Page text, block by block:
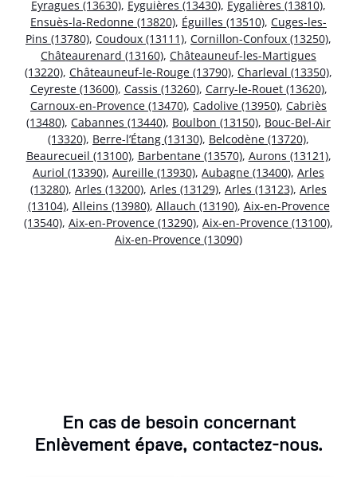
Eyragues (13630), Eyguières (13430), Eygalières (13810),
Ensuès-la-Redonne (13820), Éguilles (13510), Cuges-les-
Pins (13780), Coudoux (13111), Cornillon-Confoux (13250),
Châteaurenard (13160), Châteauneuf-les-Martigues
(13220), Châteauneuf-le-Rouge (13790), Charleval (13350),
Ceyreste (13600), Cassis (13260), Carry-le-Rouet (13620),
Carnoux-en-Provence (13470), Cadolive (13950), Cabriès
(13480), Cabannes (13440), Boulbon (13150), Bouc-Bel-Air
(13320), Berre-l’Étang (13130), Belcodène (13720),
Beaurecueil (13100), Barbentane (13570), Aurons (13121),
Auriol (13390), Aureille (13930), Aubagne (13400), Arles
(13280), Arles (13200), Arles (13129), Arles (13123), Arles
(13104), Alleins (13980), Allauch (13190), Aix-en-Provence
(13540), Aix-en-Provence (13290), Aix-en-Provence (13100),
Aix-en-Provence (13090)
En cas de besoin concernant
Enlèvement épave, contactez-nous.